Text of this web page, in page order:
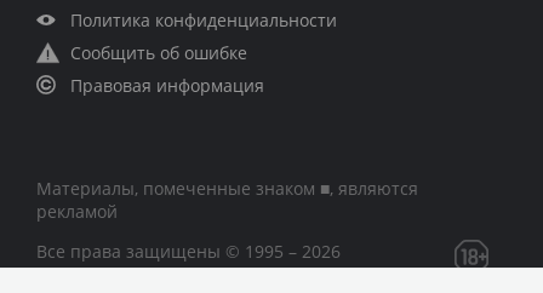
Политика конфиденциальности
Сообщить об ошибке
Правовая информация
Материалы, помеченные знаком ■, являются
рекламой
Все права защищены © 1995 – 2026